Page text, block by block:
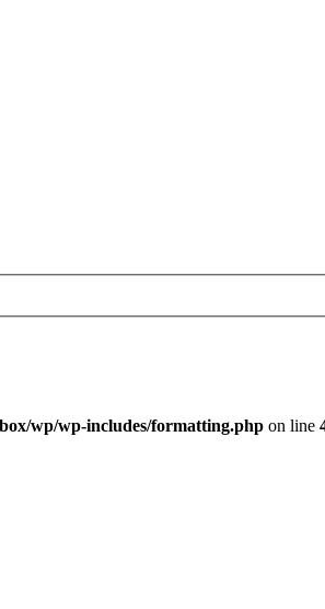
wp/wp-includes/formatting.php on line